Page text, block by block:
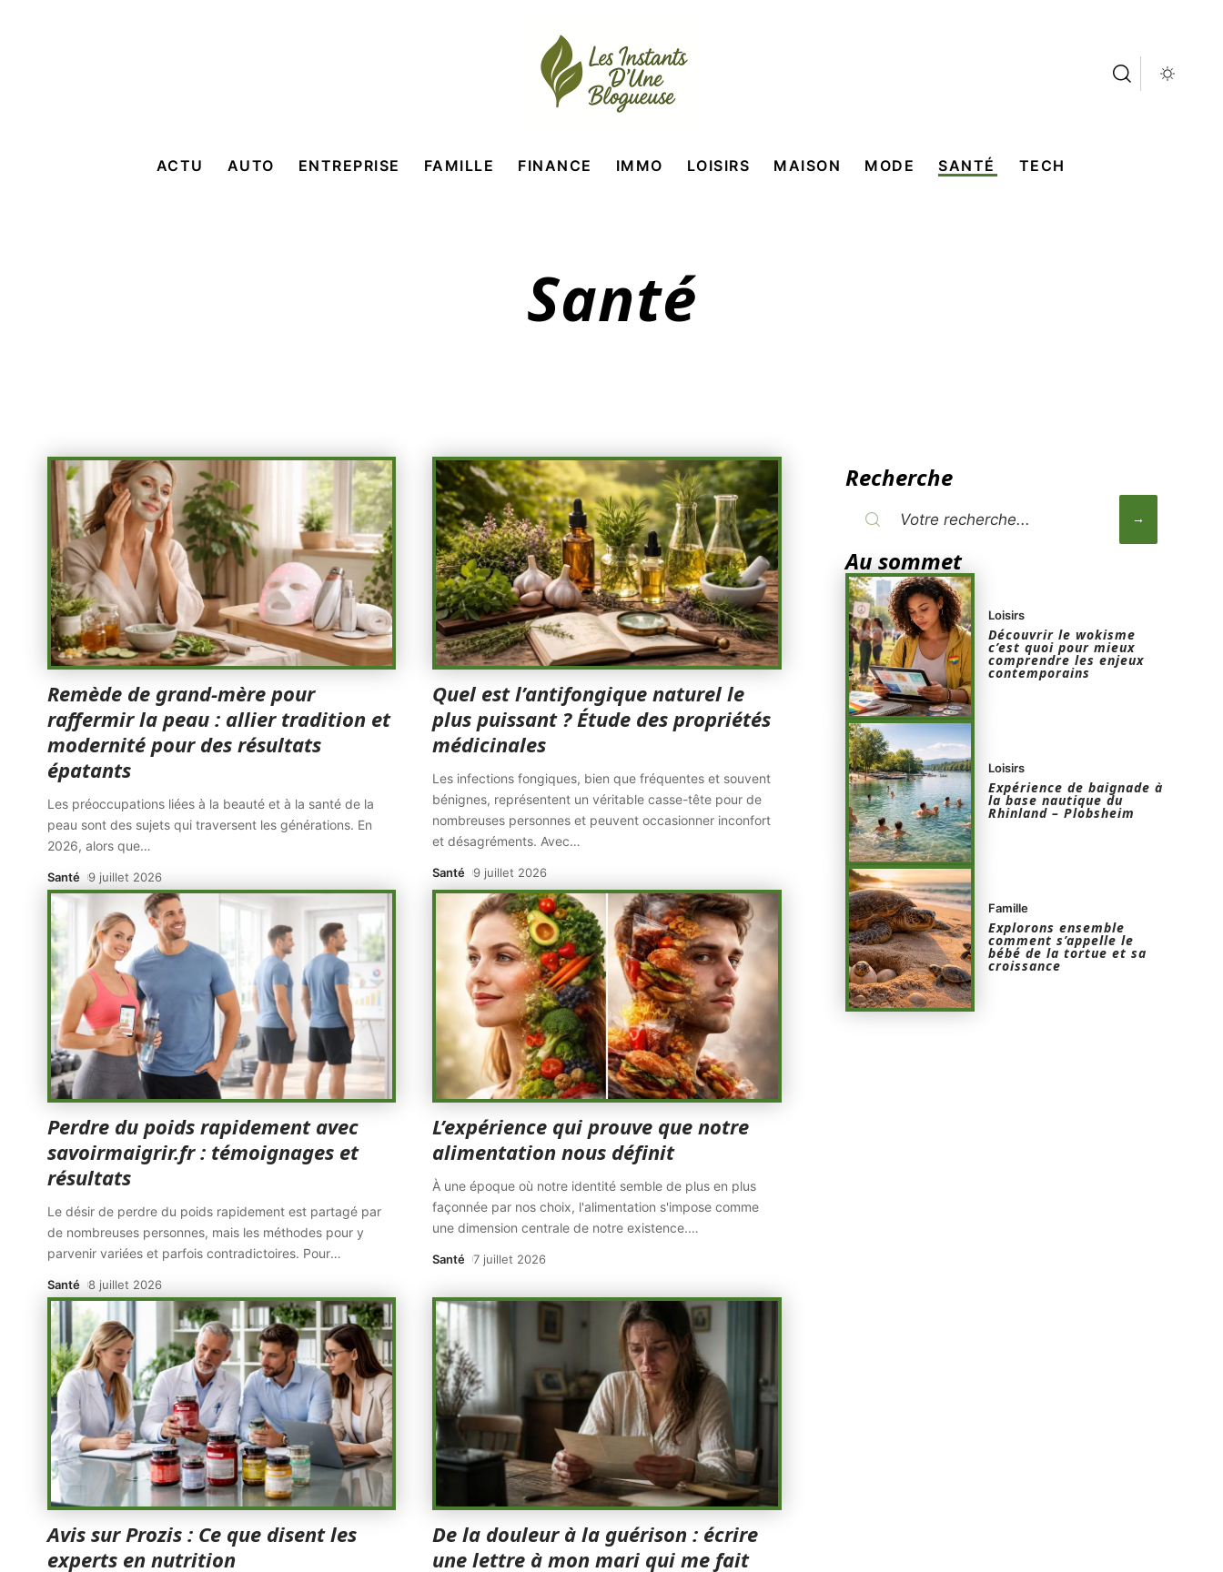
ACTU AUTO ENTREPRISE FAMILLE FINANCE IMMO LOISIRS MAISON MODE SANTÉ TECH
Santé
Remède de grand-mère pour
raffermir la peau : allier tradition et
modernité pour des résultats
épatants
Les préoccupations liées à la beauté et à la santé de la
peau sont des sujets qui traversent les générations. En
2026, alors que…
Santé 9 juillet 2026
Quel est l’antifongique naturel le
plus puissant ? Étude des propriétés
médicinales
Les infections fongiques, bien que fréquentes et souvent
bénignes, représentent un véritable casse-tête pour de
nombreuses personnes et peuvent occasionner inconfort
et désagréments. Avec…
Santé 9 juillet 2026
Perdre du poids rapidement avec
savoirmaigrir.fr : témoignages et
résultats
Le désir de perdre du poids rapidement est partagé par
de nombreuses personnes, mais les méthodes pour y
parvenir variées et parfois contradictoires. Pour…
Santé 8 juillet 2026
L’expérience qui prouve que notre
alimentation nous définit
À une époque où notre identité semble de plus en plus
façonnée par nos choix, l'alimentation s'impose comme
une dimension centrale de notre existence.…
Santé 7 juillet 2026
Avis sur Prozis : Ce que disent les
experts en nutrition
De la douleur à la guérison : écrire
une lettre à mon mari qui me fait
Recherche
Au sommet
Loisirs
Découvrir le wokisme
c’est quoi pour mieux
comprendre les enjeux
contemporains
Loisirs
Expérience de baignade à
la base nautique du
Rhinland – Plobsheim
Famille
Explorons ensemble
comment s’appelle le
bébé de la tortue et sa
croissance